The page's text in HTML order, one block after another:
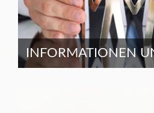
INFORMATIONEN